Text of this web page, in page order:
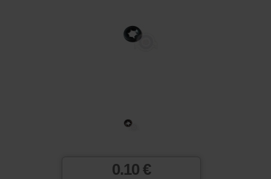
0.10 €